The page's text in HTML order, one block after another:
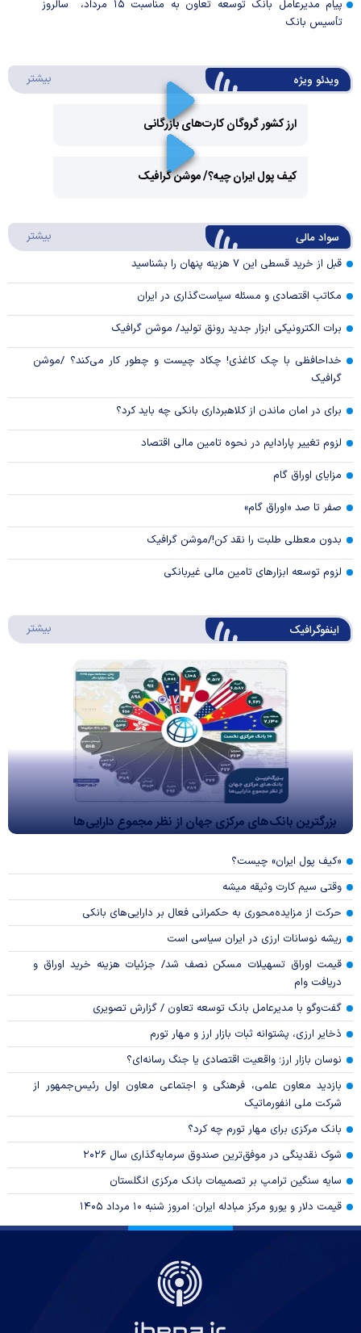
پیام مدیرعامل بانک توسعه تعاون به مناسبت ۱۵ مرداد، سالروز
تأسیس بانک
ویدئو ویژه بیشتر
ارز کشور گروگان کارت‌های بازرگانی
Video
کیف پول ایران چیه؟/ موشن گرافیک
سواد مالی بیشتر
قبل از خرید قسطی این ۷ هزینه پنهان را بشناسید
مکاتب اقتصادی و مسئله سیاست‌گذاری در ایران
برات الکترونیکی ابزار جدید رونق تولید/ موشن گرافیک
خداحافظی با چک کاغذی! چکاد چیست و چطور کار می‌کند؟ /موشن
گرافیک
برای در امان ماندن از کلاهبرداری بانکی چه باید کرد؟
لزوم تغییر پارادایم در نحوه تامین مالی اقتصاد
مزایای اوراق گام
صفر تا صد «اوراق گام»
بدون معطلی طلبت را نقد کن!/موشن گرافیک
لزوم توسعه ابزارهای تامین مالی غیربانکی
اینفوگرافیک بیشتر
بزرگترین بانک‌های مرکزی جهان از نظر مجموع دارایی‌ها
«کیف پول ایران» چیست؟
وقتی سیم کارت وثیقه میشه
حرکت از مزایده‌محوری به حکمرانی فعال بر دارایی‌های بانکی
ریشه نوسانات ارزی در ایران سیاسی است
قیمت اوراق تسهیلات مسکن نصف شد/ جزئیات هزینه خرید اوراق و
دریافت وام
گفت‌وگو با مدیرعامل بانک توسعه تعاون / گزارش تصویری
ذخایر ارزی، پشتوانه ثبات بازار ارز و مهار تورم
نوسان بازار ارز؛ واقعیت اقتصادی یا جنگ رسانه‌ای؟
بازدید معاون علمی، فرهنگی و اجتماعی معاون اول رئیس‌جمهور از
شرکت ملی انفورماتیک
بانک مرکزی برای مهار تورم چه کرد؟
شوک نقدینگی در موفق‌ترین صندوق سرمایه‌گذاری سال ۲۰۲۶
سایه سنگین ترامپ بر تصمیمات بانک مرکزی انگلستان
قیمت دلار و یورو مرکز مبادله ایران؛ امروز شنبه ۱۰ مرداد ۱۴۰۵